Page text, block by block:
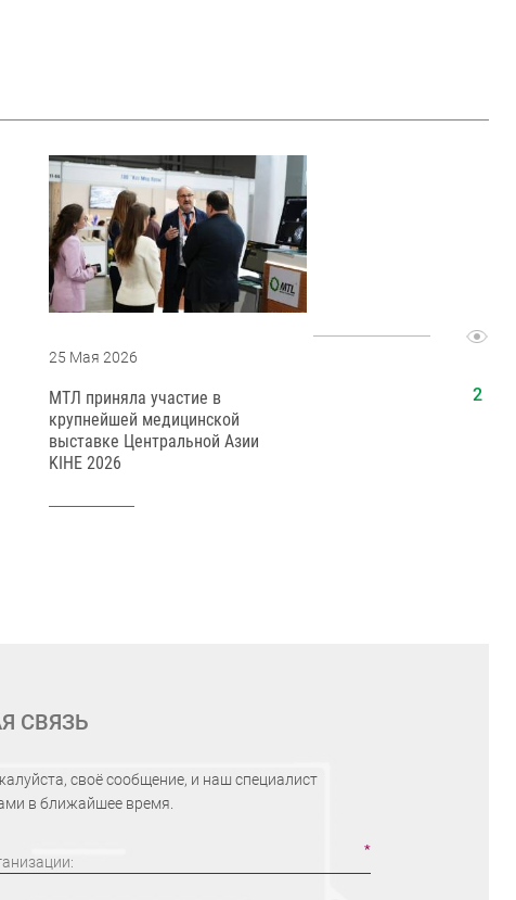
25 Мая 2026
МТЛ приняла участие в
крупнейшей медицинской
выставке Центральной Азии
KIHE 2026
СВЯЗЬ
своё сообщение, и наш специалист
в ближайшее время.